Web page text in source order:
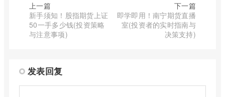
上一篇
新手须知！股指期货上证
50一手多少钱(投资策略
与注意事项)
下一篇
即学即用！南宁期货直播
室(投资者的实时指南与
决策支持)
发表回复